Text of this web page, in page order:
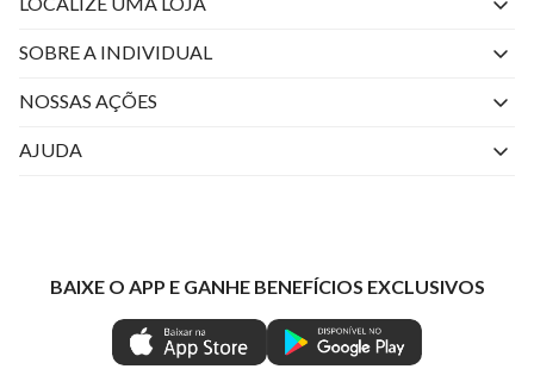
SOBRE A INDIVIDUAL
Quem Somos
Painel de Privacidade
Gestão de Preferências
NOSSAS AÇÕES
Livelo
IND CASHBACK
AJUDA
Trocas e Devoluções
Regulamentos
Seja Um Revendedor
BAIXE O APP E GANHE BENEFÍCIOS EXCLUSIVOS